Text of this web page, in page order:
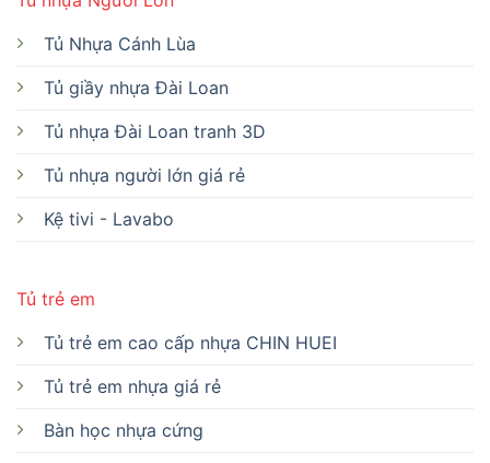
Tủ Nhựa Cánh Lùa
Tủ giầy nhựa Đài Loan
Tủ nhựa Đài Loan tranh 3D
Tủ nhựa người lớn giá rẻ
Kệ tivi - Lavabo
Tủ trẻ em
Tủ trẻ em cao cấp nhựa CHIN HUEI
Tủ trẻ em nhựa giá rẻ
Bàn học nhựa cứng